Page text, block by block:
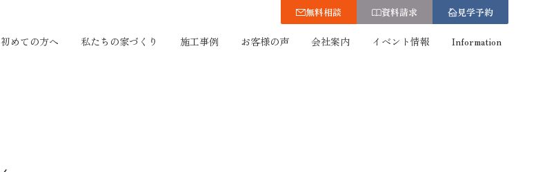
無料相談 資料請求 見学予約
初めての方へ 私たちの家づくり 施工事例 お客様の声 会社案内 イベント情報 Information